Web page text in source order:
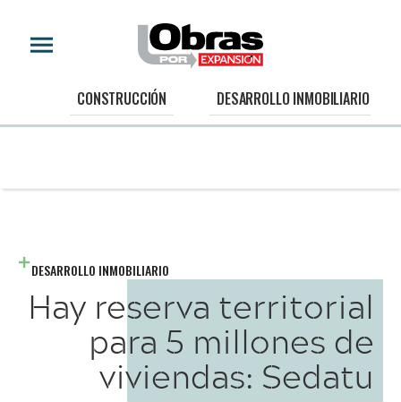
CONSTRUCCIÓN DESARROLLO INMOBILIARIO
DESARROLLO INMOBILIARIO
Hay reserva territorial
para 5 millones de
viviendas: Sedatu